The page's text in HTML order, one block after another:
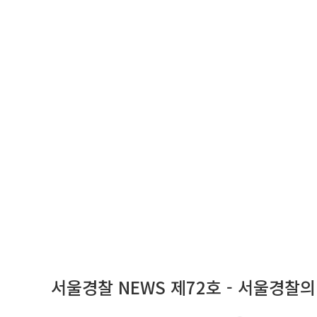
서울경찰 NEWS 제72호 - 서울경찰